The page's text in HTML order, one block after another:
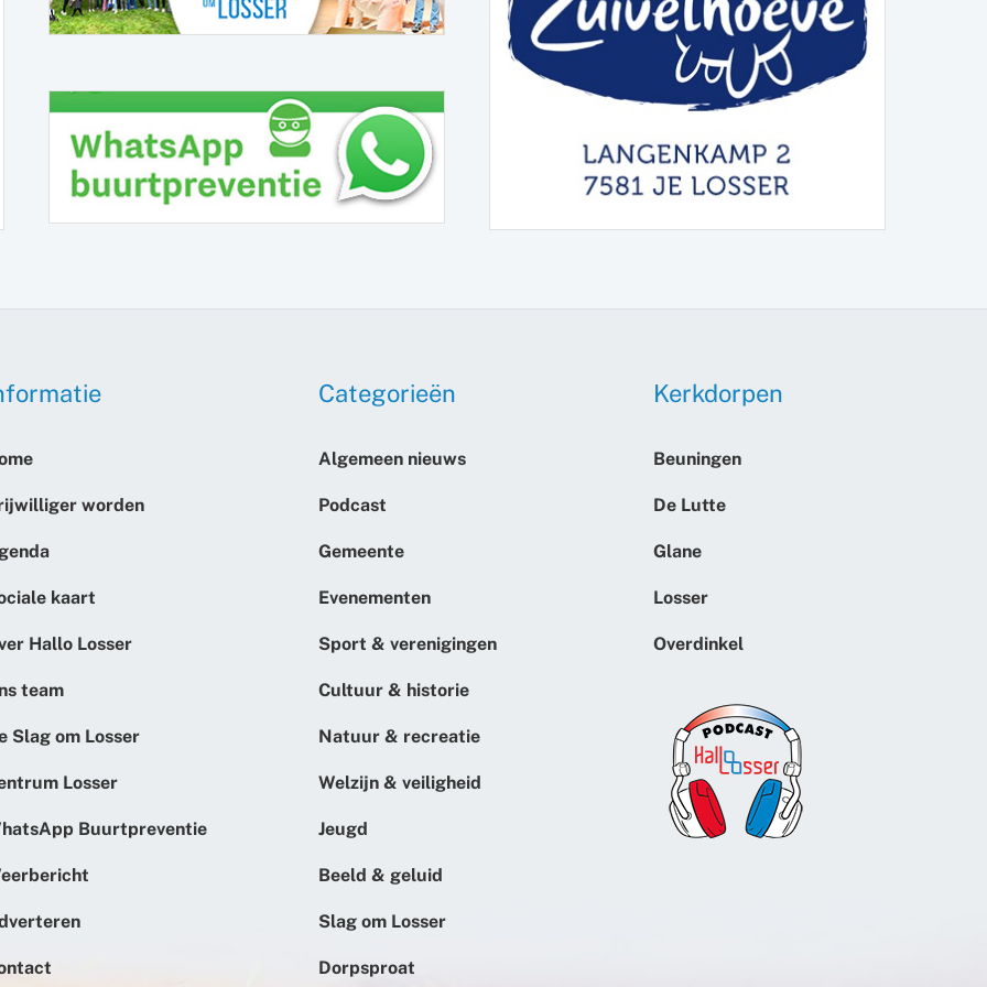
worden
kaart
Hallo Losser
team
Slag om Losser
Losser
Buurtpreventie
Categorieën
Algemeen nieuws
Podcast
Gemeente
Evenementen
Sport & verenigingen
Cultuur & historie
Natuur & recreatie
Welzijn & veiligheid
Jeugd
Beeld & geluid
Slag om Losser
Dorpsproat
Kerkdorpen
Beuningen
De Lutte
Glane
Losser
Overdinkel